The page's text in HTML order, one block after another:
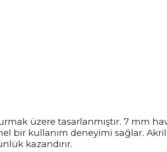
üzere tasarlanmıştır. 7 mm
bir kullanım deneyimi sağlar.
kazandırır.